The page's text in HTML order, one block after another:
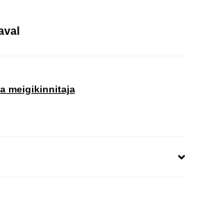
meigikinnitaja